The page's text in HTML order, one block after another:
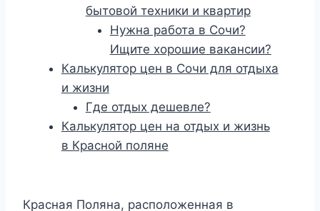
бытовой техники и квартир
Нужна работа в Сочи?
Ищите хорошие вакансии?
Калькулятор цен в Сочи для отдыха
и жизни
Где отдых дешевле?
Калькулятор цен на отдых и жизнь
в Красной поляне
Красная Поляна, расположенная в